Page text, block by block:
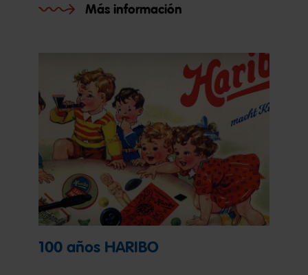
Más información
100 años HARIBO